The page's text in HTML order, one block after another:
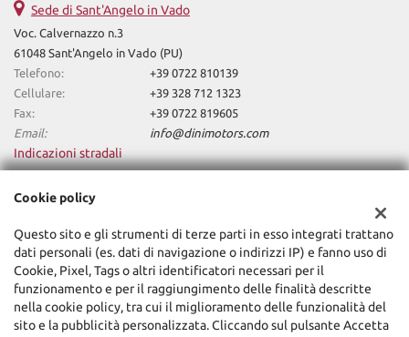
Sede di Sant'Angelo in Vado
Voc. Calvernazzo n.3
61048 Sant'Angelo in Vado (PU)
Telefono:
+39 0722 810139
Cellulare:
+39 328 712 1323
Fax:
+39 0722 819605
Email:
info@dinimotors.com
Indicazioni stradali
Dini Motors Srl
Via Nazionale Sud, 5, Sant'Angelo in Vado (PU)
C.F/P.IVA: 02318740418
Registro delle imprese: PU
Cookie policy
Questo sito e gli strumenti di terze parti in esso integrati trattano
dati personali (es. dati di navigazione o indirizzi IP) e fanno uso di
Cookie, Pixel, Tags o altri identificatori necessari per il
funzionamento e per il raggiungimento delle finalità descritte
nella cookie policy, tra cui il miglioramento delle funzionalità del
sito e la pubblicità personalizzata. Cliccando sul pulsante Accetta